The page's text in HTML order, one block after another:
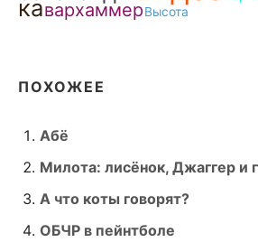
кавархаммерВысота
ПОХОЖЕЕ
Абё
Милота: лисёнок, Джаггер и
А что коты говорят?
ОБЧР в пейнтболе